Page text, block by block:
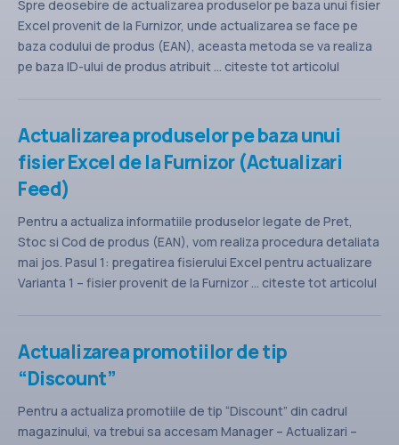
Spre deosebire de actualizarea produselor pe baza unui fisier
Excel provenit de la Furnizor, unde actualizarea se face pe
baza codului de produs (EAN), aceasta metoda se va realiza
pe baza ID-ului de produs atribuit ... citeste tot articolul
Actualizarea produselor pe baza unui
fisier Excel de la Furnizor (Actualizari
Feed)
Pentru a actualiza informatiile produselor legate de Pret,
Stoc si Cod de produs (EAN), vom realiza procedura detaliata
mai jos. Pasul 1: pregatirea fisierului Excel pentru actualizare
Varianta 1 – fisier provenit de la Furnizor ... citeste tot articolul
Actualizarea promotiilor de tip
“Discount”
Pentru a actualiza promotiile de tip “Discount” din cadrul
magazinului, va trebui sa accesam Manager – Actualizari –